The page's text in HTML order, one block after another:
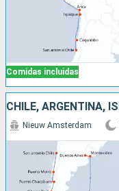
Comidas incluidas
Nieuw Amsterdam